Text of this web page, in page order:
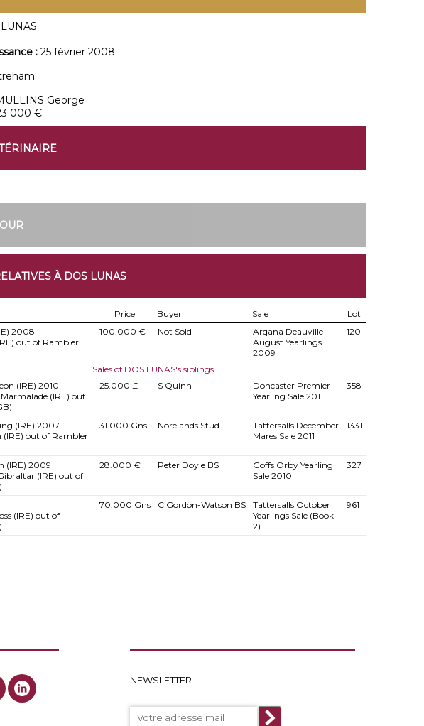
: 25 février 2008
George
000 €
À DOS LUNAS
Price Buyer Sale
Lot
2008
out of Rambler
100.000 € Not Sold
Arqana Deauville
August Yearlings
2009
120
Sales of DOS LUNAS's siblings
(IRE) 2010
(IRE) out
25.000 £ S Quinn
Doncaster Premier
Yearling Sale 2011
358
(IRE) 2007
(IRE) out of Rambler
31.000 Gns Norelands Stud
Tattersalls December
Mares Sale 2011
1331
(IRE) 2009
(IRE) out of
28.000 € Peter Doyle BS
Goffs Orby Yearling
Sale 2010
327
(IRE) out of
70.000 Gns C Gordon-Watson BS
Tattersalls October
Yearlings Sale (Book
2)
961
NEWSLETTER